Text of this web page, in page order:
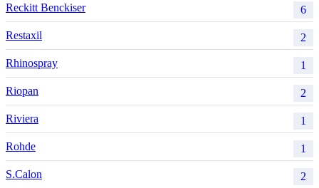
Reckitt Benckiser 6
Restaxil 2
Rhinospray 1
Riopan 2
Riviera 1
Rohde 1
S.Calon 2